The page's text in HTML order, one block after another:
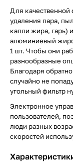
Для качественной
удаления пара,
капли жира, гарь)
алюминиевый
1 шт. Чтобы они
разнообразные
Благодаря
случайно не
угольный фильтр
Электронное
пользователей,
люди разных
скоростей